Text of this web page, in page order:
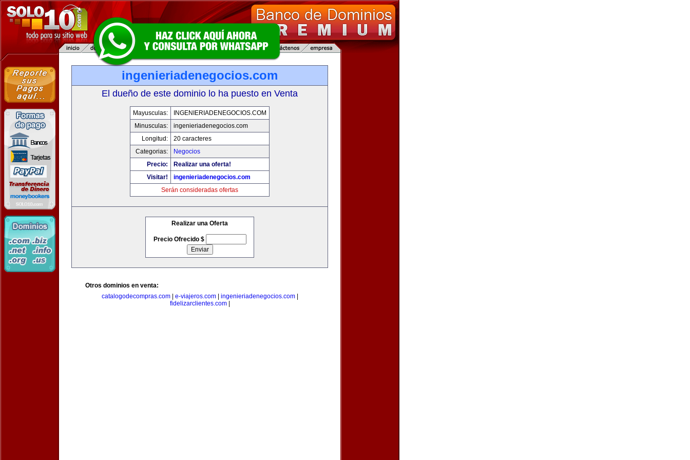
ingenieriadenegocios.com
El dueño de este dominio lo ha puesto en Venta
Mayusculas:
INGENIERIADENEGOCIOS.COM
Minusculas:
ingenieriadenegocios.com
Longitud:
20 caracteres
Categorias:
Negocios
Precio:
Realizar una oferta!
Visitar!
ingenieriadenegocios.com
Serán consideradas ofertas
Realizar una Oferta
Precio Ofrecido $
Otros dominios en venta:
catalogodecompras.com| e-viajeros.com| ingenieriadenegocios.com|
fidelizarclientes.com|